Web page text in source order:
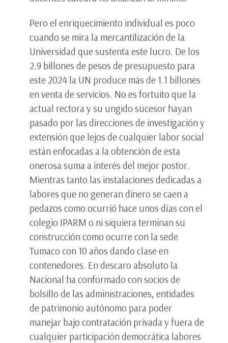
Pero el enriquecimiento individual es poco
cuando se mira la mercantilización de la
Universidad que sustenta este lucro. De los
2.9 billones de pesos de presupuesto para
este 2024 la UN produce más de 1.1 billones
en venta de servicios. No es fortuito que la
actual rectora y su ungido sucesor hayan
pasado por las direcciones de investigación y
extensión que lejos de cualquier labor social
están enfocadas a la obtención de esta
onerosa suma a interés del mejor postor.
Mientras tanto las instalaciones dedicadas a
labores que no generan dinero se caen a
pedazos como ocurrió hace unos días con el
colegio IPARM o ni siquiera terminan su
construcción como ocurre con la sede
Tumaco con 10 años dando clase en
contenedores. En descaro absoluto la
Nacional ha conformado con socios de
bolsillo de las administraciones, entidades
de patrimonio autónomo para poder
manejar bajo contratación privada y fuera de
cualquier participación democrática labores